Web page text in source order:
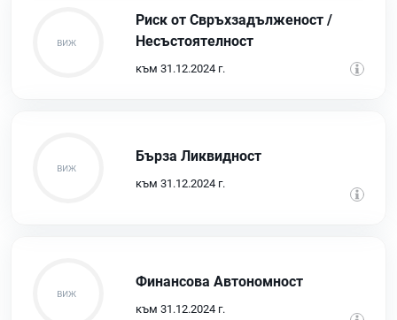
Риск от Свръхзадълженост /
Несъстоятелност
към 31.12.2024 г.
Бърза Ликвидност
към 31.12.2024 г.
Финансова Автономност
към 31.12.2024 г.